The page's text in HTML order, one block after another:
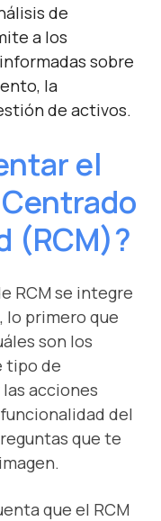
de
a los
sobre
la
de activos.
el
(RCM)?
RCM se integre
primero que
son los
tipo de
acciones
del
que te
que el RCM